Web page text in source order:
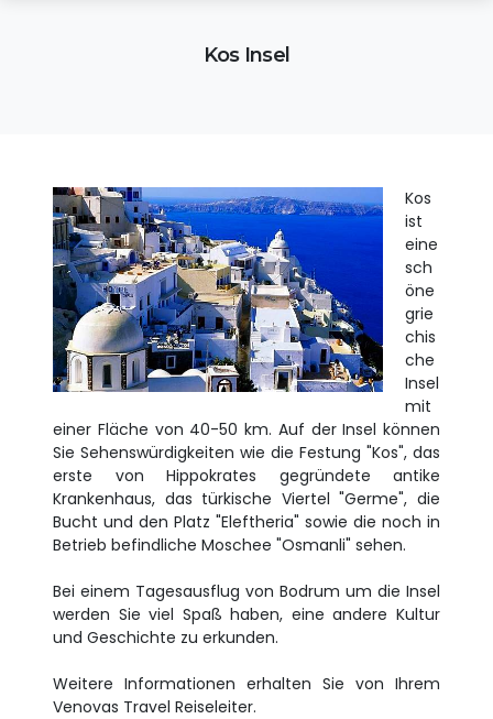
Kos Insel
Kos
ist
eine
sch
öne
grie
chis
che
Insel
mit
einer Fläche von 40-50 km. Auf der Insel können
Sie Sehenswürdigkeiten wie die Festung "Kos", das
erste von Hippokrates gegründete antike
Krankenhaus, das türkische Viertel "Germe", die
Bucht und den Platz "Eleftheria" sowie die noch in
Betrieb befindliche Moschee "Osmanli" sehen.
Bei einem Tagesausflug von Bodrum um die Insel
werden Sie viel Spaß haben, eine andere Kultur
und Geschichte zu erkunden.
Weitere Informationen erhalten Sie von Ihrem
Venovas Travel Reiseleiter.